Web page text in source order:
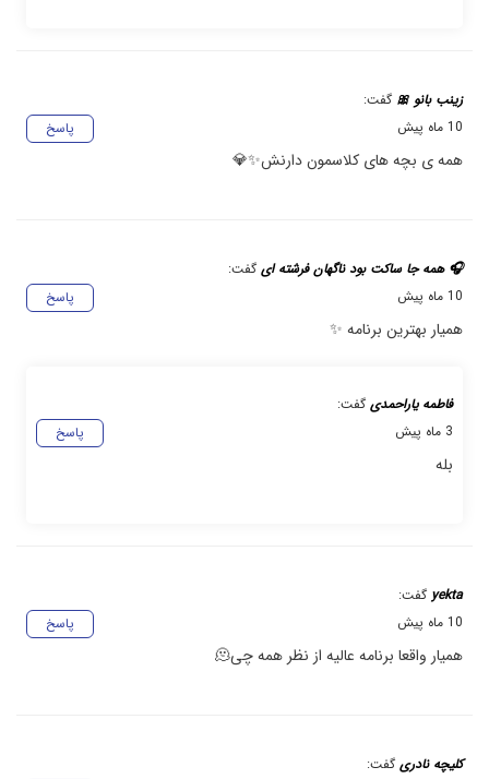
زینب بانو 🎀 گفت:
پاسخ
10 ماه پیش
همه ی بچه های کلاسمون دارنش✨💎
🎧 همه جا ساکت بود ناگهان فرشته ای گفت:
پاسخ
10 ماه پیش
همیار بهترین برنامه ✨
فاطمه یاراحمدی گفت:
پاسخ
3 ماه پیش
بله
yekta گفت:
پاسخ
10 ماه پیش
همیار واقعا برنامه عالیه از نظر همه چی🫠
کلیچه نادری گفت: